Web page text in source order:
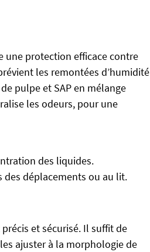
une protection efficace contre
les remontées d’humidité
pulpe et SAP en mélange
les odeurs, pour une
des liquides.
déplacements ou au lit.
et sécurisé. Il suffit de
ajuster à la morphologie de